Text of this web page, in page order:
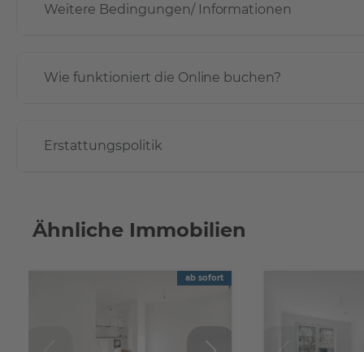
Weitere Bedingungen/ Informationen
Wie funktioniert die Online buchen?
Erstattungspolitik
Ähnliche Immobilien
ab sofort